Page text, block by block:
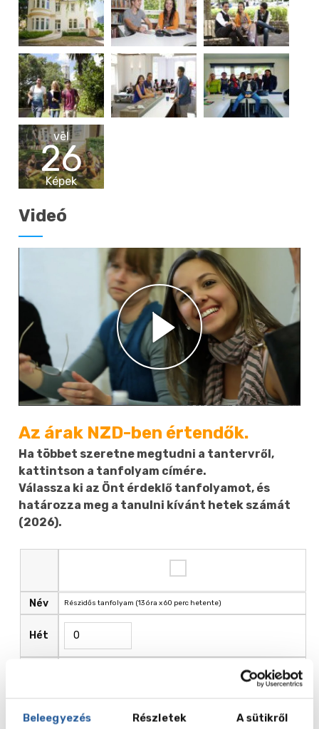
Beleegyezés Részletek A sütikről
vēl
26
Képek
Videó
Az árak NZD-ben értendők.
Ha többet szeretne megtudni a tantervről,
kattintson a tanfolyam címére.
Válassza ki az Önt érdeklő tanfolyamot, és
határozza meg a tanulni kívánt hetek számát
(2026).
Név
Hét
Részidős tanfolyam (13 óra x 60 perc hetente)